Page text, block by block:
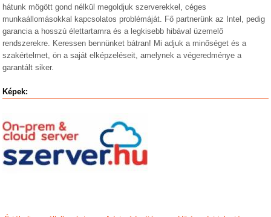
hátunk mögött gond nélkül megoldjuk szerverekkel, céges
munkaállomásokkal kapcsolatos problémáját. Fő partnerünk az Intel, pedig
garancia a hosszú élettartamra és a legkisebb hibával üzemelő
rendszerekre. Keressen bennünket bátran! Mi adjuk a minőséget és a
szakértelmet, ön a saját elképzeléseit, amelynek a végeredménye a
garantált siker.
Képek: